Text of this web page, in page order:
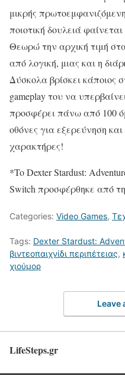
μικρής
ποιοτική δουλειά
Θεωρώ την αρχική τιμή
από λογική, μιας και η
Δύσκολα βρίσκει κάποιος
gameplay του να
προσφέρει πάνω από 100
οθόνες για εξερεύνηση
χαρακτήρες!
*To Dexter Stardust:
Switch προσφέρθηκε από τη
Categories: Video Games,
Tags: Dexter Stardust:
βιντεοπαιχνίδι περιπέτειας,
χιούμορ
Leave
LifeSteps.gr